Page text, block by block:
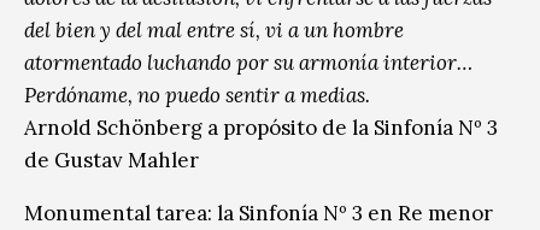
del bien y del mal entre sí, vi a un hombre
atormentado luchando por su armonía interior…
Perdóname, no puedo sentir a medias.
Arnold Schönberg a propósito de la Sinfonía Nº 3
de Gustav Mahler
Monumental tarea: la Sinfonía Nº 3 en Re menor